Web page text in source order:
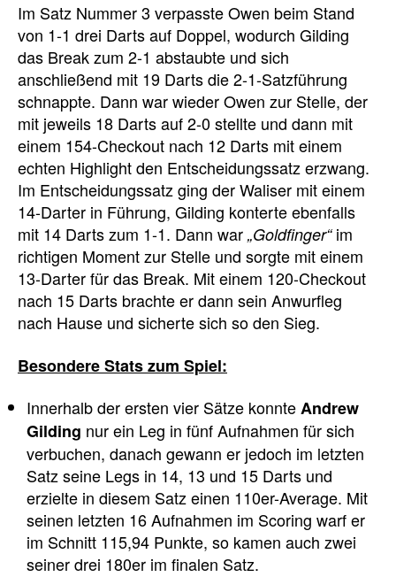
Im Satz Nummer 3 verpasste Owen beim Stand
von 1-1 drei Darts auf Doppel, wodurch Gilding
das Break zum 2-1 abstaubte und sich
anschließend mit 19 Darts die 2-1-Satzführung
schnappte. Dann war wieder Owen zur Stelle, der
mit jeweils 18 Darts auf 2-0 stellte und dann mit
einem 154-Checkout nach 12 Darts mit einem
echten Highlight den Entscheidungssatz erzwang.
Im Entscheidungssatz ging der Waliser mit einem
14-Darter in Führung, Gilding konterte ebenfalls
mit 14 Darts zum 1-1. Dann war „Goldfinger“im
richtigen Moment zur Stelle und sorgte mit einem
13-Darter für das Break. Mit einem 120-Checkout
nach 15 Darts brachte er dann sein Anwurfleg
nach Hause und sicherte sich so den Sieg.
Besondere Stats zum Spiel:
Innerhalb der ersten vier Sätze konnteAndrew
Gilding nur ein Leg in fünf Aufnahmen für sich
verbuchen, danach gewann er jedoch im letzten
Satz seine Legs in 14, 13 und 15 Darts und
erzielte in diesem Satz einen 110er-Average. Mit
seinen letzten 16 Aufnahmen im Scoring warf er
im Schnitt 115,94 Punkte, so kamen auch zwei
seiner drei 180er im finalen Satz.